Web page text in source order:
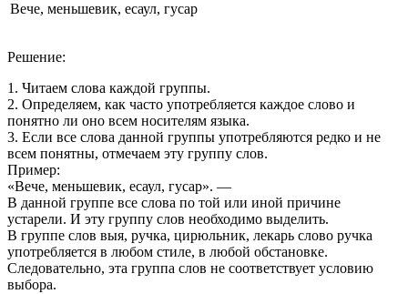
Вече, меньшевик, есаул, гусар
Решение:
1. Читаем слова каждой группы.
2. Определяем, как часто употребляется каждое слово и
понятно ли оно всем носителям языка.
3. Если все слова данной группы употребляются редко и не
всем понятны, отмечаем эту группу слов.
Пример:
«Вече, меньшевик, есаул, гусар». —
В данной группе все слова по той или иной причине
устарели. И эту группу слов необходимо выделить.
В группе слов выя, ручка, цирюльник, лекарь слово ручка
употребляется в любом стиле, в любой обстановке.
Следовательно, эта группа слов не соответствует условию
выбора.